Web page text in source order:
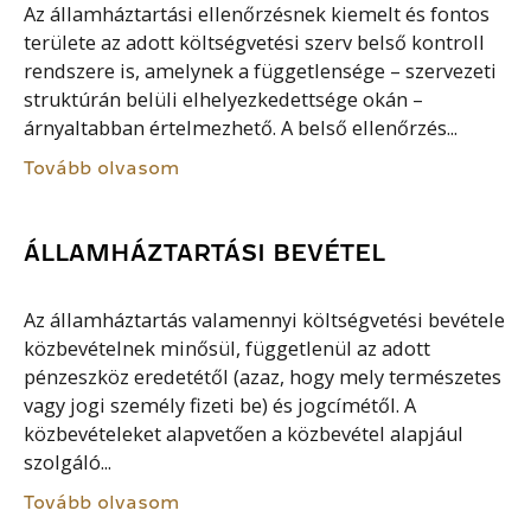
Az államháztartási ellenőrzésnek kiemelt és fontos
területe az adott költségvetési szerv belső kontroll
rendszere is, amelynek a függetlensége – szervezeti
struktúrán belüli elhelyezkedettsége okán –
árnyaltabban értelmezhető. A belső ellenőrzés...
Tovább olvasom
ÁLLAMHÁZTARTÁSI BEVÉTEL
Az államháztartás valamennyi költségvetési bevétele
közbevételnek minősül, függetlenül az adott
pénzeszköz eredetétől (azaz, hogy mely természetes
vagy jogi személy fizeti be) és jogcímétől. A
közbevételeket alapvetően a közbevétel alapjául
szolgáló...
Tovább olvasom